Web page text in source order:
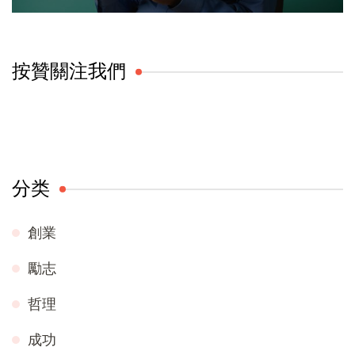
按贊關注我們
分类
創業
勵志
哲理
成功